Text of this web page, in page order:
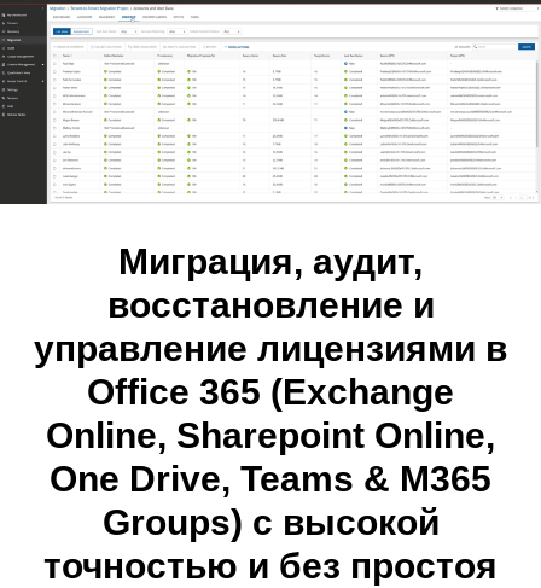
Миграция, аудит,
восстановление и
управление лицензиями в
Office 365 (Exchange
Online, Sharepoint Online,
One Drive, Teams & M365
Groups) с высокой
точностью и без простоя